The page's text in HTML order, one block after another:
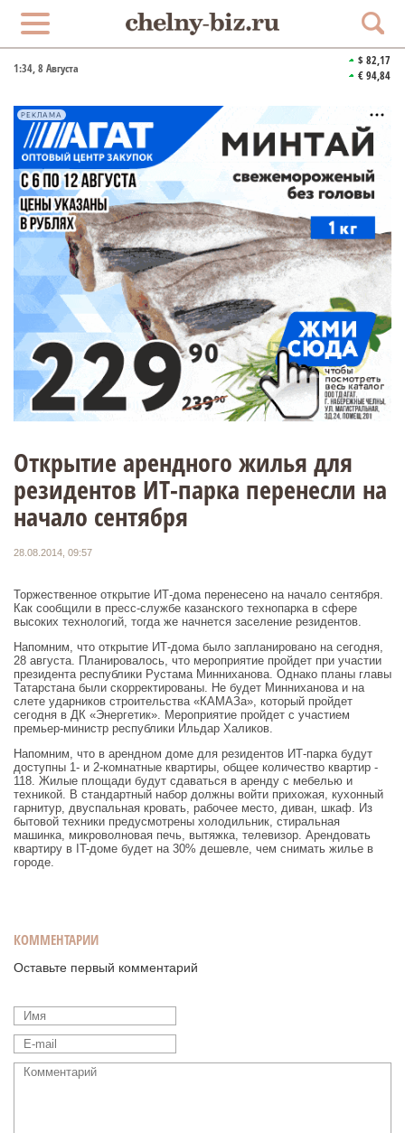
1:34, 8 Августа
$ 82,17
€ 94,84
РЕКЛАМА
Открытие арендного жилья для
резидентов ИТ-парка перенесли на
начало сентября
28.08.2014, 09:57
Торжественное открытие ИТ-дома перенесено на начало сентября.
Как сообщили в пресс-службе казанского технопарка в сфере
высоких технологий, тогда же начнется заселение резидентов.
Напомним, что открытие ИТ-дома было запланировано на сегодня,
28 августа. Планировалось, что мероприятие пройдет при участии
президента республики Рустама Минниханова. Однако планы главы
Татарстана были скорректированы. Не будет Минниханова и на
слете ударников строительства «КАМАЗа», который пройдет
сегодня в ДК «Энергетик». Мероприятие пройдет с участием
премьер-министр республики Ильдар Халиков.
Напомним, что в арендном доме для резидентов ИТ-парка будут
доступны 1- и 2-комнатные квартиры, общее количество квартир -
118. Жилые площади будут сдаваться в аренду с мебелью и
техникой. В стандартный набор должны войти прихожая, кухонный
гарнитур, двуспальная кровать, рабочее место, диван, шкаф. Из
бытовой техники предусмотрены холодильник, стиральная
машинка, микроволновая печь, вытяжка, телевизор. Арендовать
квартиру в IT-доме будет на 30% дешевле, чем снимать жилье в
городе.
КОММЕНТАРИИ
Оставьте первый комментарий